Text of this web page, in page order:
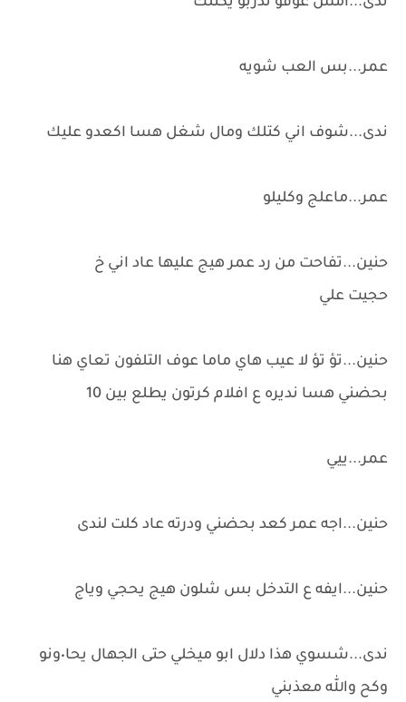
عمر...بس العب شويه
ندى...شوف اني كتلك ومال شغل هسا اكعدو عليك
عمر...ماعلج وكليلو
حنين...تفاحت من رد عمر هيج عليها عاد اني خ
حجيت علي
حنين...تؤ تؤ لا عيب هاي ماما عوف التلفون تعاي هنا
بحضني هسا نديره ع افلام كرتون يطلع بين 10
عمر...ييي
حنين...اجه عمر كعد بحضني ودرته عاد كلت لندى
حنين...ايفه ع التدخل بس شلون هيج يحجي وياج
ندى...شسوي هذا دلال ابو ميخلي حتى الجهال يحا٠ونو
وكح والله معذبني